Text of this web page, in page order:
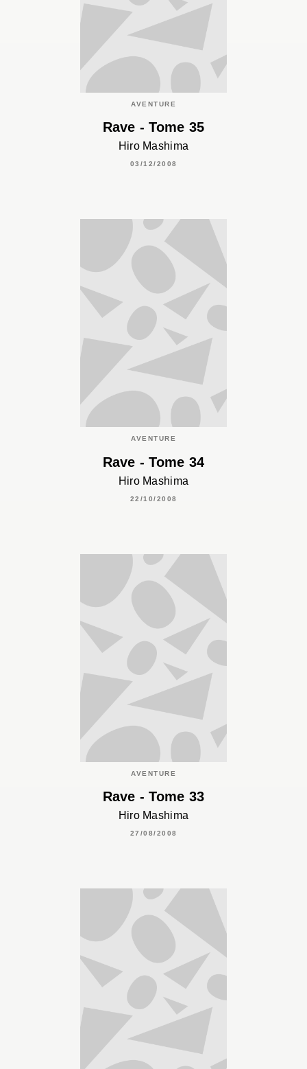
AVENTURE
Rave - Tome 35
Hiro Mashima
03/12/2008
AVENTURE
Rave - Tome 34
Hiro Mashima
22/10/2008
AVENTURE
Rave - Tome 33
Hiro Mashima
27/08/2008